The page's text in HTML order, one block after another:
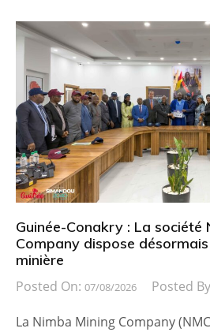
Guinée-Conakry : La société
Company dispose
minière
Posted On: 07/08/2026 Posted
La Nimba Mining Company